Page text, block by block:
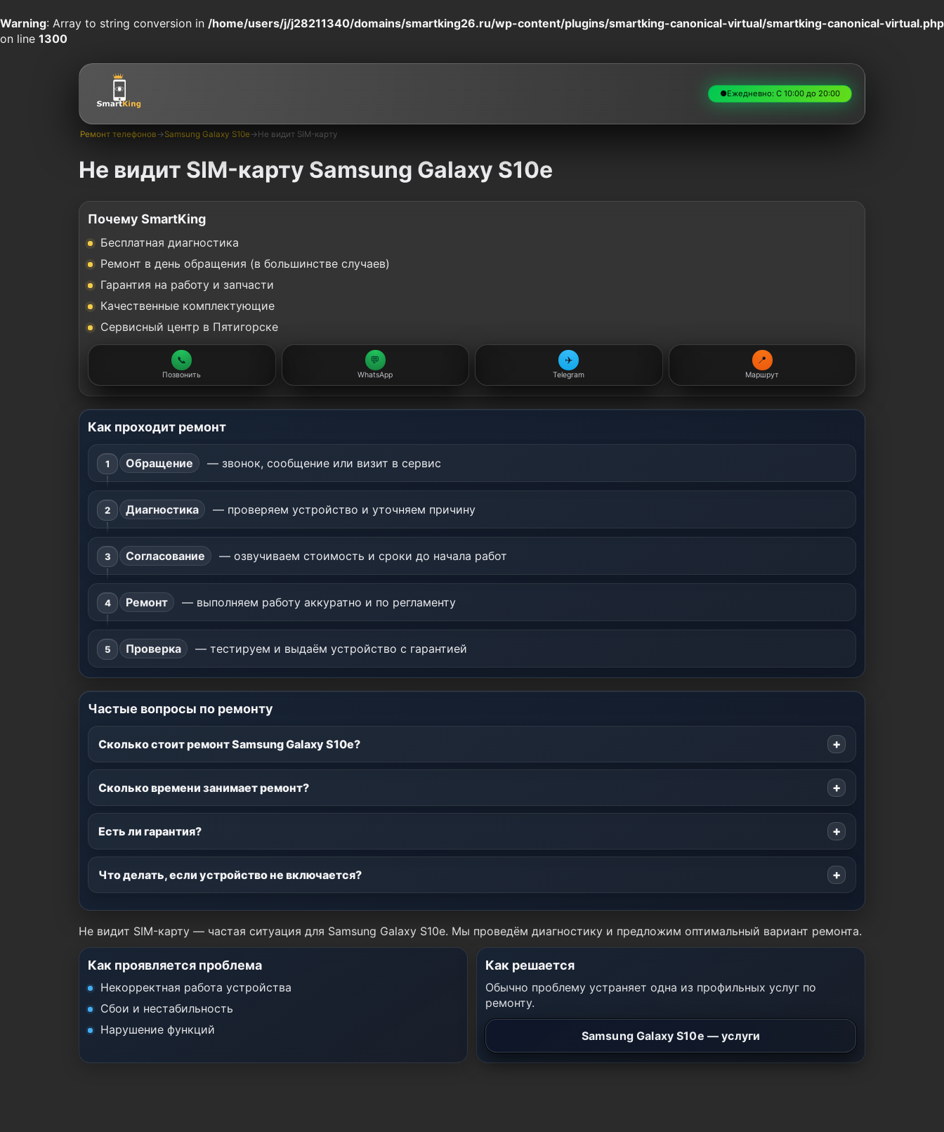
Warning: Array to string conversion in /home/users/j/j28211340/domains/smartking26.ru/wp-content/plugins/smartking-canonical-virtual/smartking-canonical-virtual.php
on line 1300
●Ежедневно: С 10:00 до 20:00
Ремонт телефонов→Samsung Galaxy S10e→Не видит SIM-карту
Не видит SIM-карту Samsung Galaxy S10e
Почему SmartKing
Бесплатная диагностика
Ремонт в день обращения (в большинстве случаев)
Гарантия на работу и запчасти
Качественные комплектующие
Сервисный центр в Пятигорске
📞
Позвонить
💬
WhatsApp
✈️
Telegram
📍
Маршрут
Как проходит ремонт
Обращение — звонок, сообщение или визит в сервис
Диагностика — проверяем устройство и уточняем причину
Согласование — озвучиваем стоимость и сроки до начала работ
Ремонт — выполняем работу аккуратно и по регламенту
Проверка — тестируем и выдаём устройство с гарантией
Частые вопросы по ремонту
Сколько стоит ремонт Samsung Galaxy S10e?
Сколько времени занимает ремонт?
Есть ли гарантия?
Что делать, если устройство не включается?
Не видит SIM-карту — частая ситуация для Samsung Galaxy S10e. Мы проведём диагностику и предложим оптимальный вариант ремонта.
Как проявляется проблема
Некорректная работа устройства
Сбои и нестабильность
Нарушение функций
Как решается
Обычно проблему устраняет одна из профильных услуг по
ремонту.
Samsung Galaxy S10e — услуги